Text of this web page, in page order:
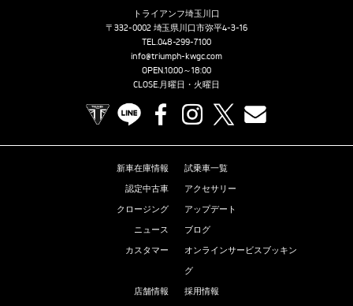
トライアンフ埼玉川口
〒332-0002 埼玉県川口市弥平4-3-16
TEL. 048-299-7100
info@triumph-kwgc.com
OPEN.10:00～18:00
CLOSE.月曜日・火曜日
TRIUMPH OFFICIAL SITE
LINE FacebookInstagram
新車在庫情報
試乗車一覧
認定中古車
アクセサリー
クロージング
アップデート
ニュース
ブログ
カスタマー
オンラインサービスブッキン
グ
店舗情報
採用情報